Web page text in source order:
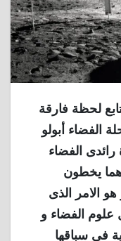
العالم يتابع لحظة فارقة
الفضاء أبولو
الفضاء
هما يخطون
الامر الذى
علوم الفضاء و
فى سباقها